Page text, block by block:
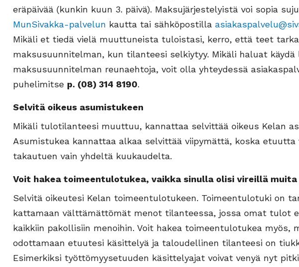
eräpäivää (kunkin kuun 3. päivä). Maksujärjestelyistä voi sopia
MunSivakka-palvelun kautta tai sähköpostilla
Mikäli et tiedä vielä muuttuneista tuloistasi, kerro, että teet
maksusuunnitelman, kun tilanteesi selkiytyy. Mikäli haluat käydä
maksusuunnitelman reunaehtoja, voit olla yhteydessä
puhelimitse p. (08) 314 8190.
Selvitä oikeus asumistukeen
Mikäli tulotilanteesi muuttuu, kannattaa selvittää oikeus Kelan
Asumistukea kannattaa alkaa selvittää viipymättä, koska etuutta
takautuen vain yhdeltä kuukaudelta.
Voit hakea toimeentulotukea, vaikka sinulla olisi vireillä
Selvitä oikeutesi Kelan toimeentulotukeen. Toimeentulotuki on
kattamaan välttämättömät menot tilanteessa, jossa omat tulot
kaikkiin pakollisiin menoihin. Voit hakea toimeentulotukea myös,
odottamaan etuutesi käsittelyä ja taloudellinen tilanteesi on
Esimerkiksi työttömyysetuuden käsittelyajat voivat venyä nyt